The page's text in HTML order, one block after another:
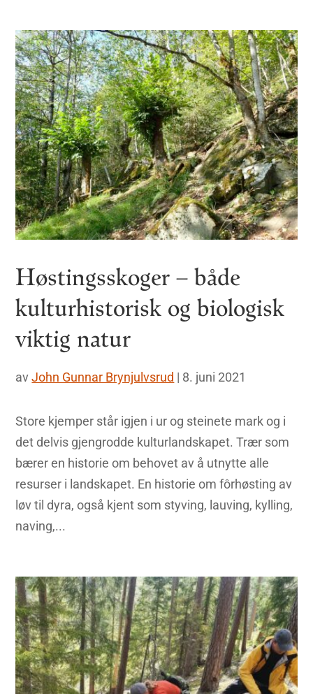
Høstingsskoger – både
kulturhistorisk og biologisk
viktig natur
avJohn Gunnar Brynjulvsrud | 8. juni 2021
Store kjemper står igjen i ur og steinete mark og i
det delvis gjengrodde kulturlandskapet. Trær som
bærer en historie om behovet av å utnytte alle
resurser i landskapet. En historie om fôrhøsting av
løv til dyra, også kjent som styving, lauving, kylling,
naving,...